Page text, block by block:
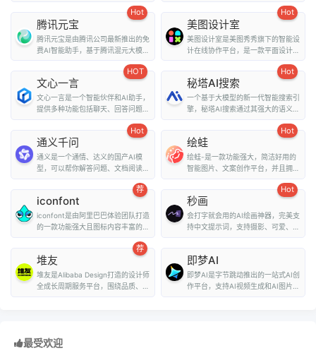
Hot
腾讯元宝
腾讯元宝是由腾讯公司最新推出的免
费AI智能助手，基于腾讯混元大模型
Hot
美图设计室
美图设计室是美图秀秀旗下的智能设
计在线协作平台，是一款平面设计工
HOT
文心一言
文心一言是一个智能伙伴和AI助手，
提供多种功能包括聊天、回答问题、
Hot
秘塔AI搜索
一个基于大模型的新一代智能搜索引
擎，秘塔AI搜索通过其强大的语义理
Hot
通义千问
通义是一个通情、达义的国产AI模
型，可以帮你解答问题、文档阅读、
Hot
绘蛙
绘蛙-是一款功能强大，简洁好用的
智能图片、文案创作平台，并且拥有
荐
iconfont
iconfont是由阿里巴巴体验团队打造
的一款功能强大且图标内容丰富的矢
Hot
秒画
会打字就会用的AI绘画神器，完美支
持中文提示词，支持摄影、可爱、精
荐
堆友
堆友是Alibaba Design打造的设计师
全成长周期服务平台，围绕品质、效
即梦AI
即梦AI是字节跳动推出的一站式AI创
作平台，支持AI视频生成和AI图片生
最受欢迎